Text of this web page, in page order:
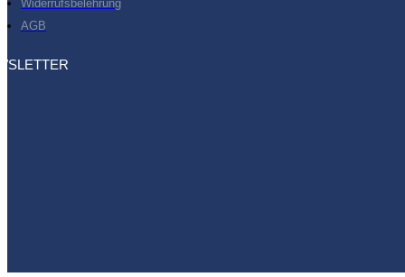
Widerrufsbelehrung
AGB